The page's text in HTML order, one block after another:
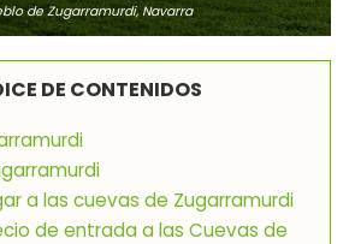
de Zugarramurdi, Navarra
DE CONTENIDOS
a las cuevas de Zugarramurdi
de entrada a las Cuevas de